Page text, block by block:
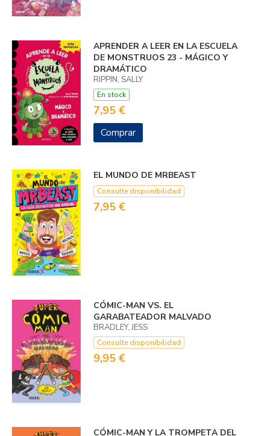
APRENDER A LEER EN LA ESCUELA
DE MONSTRUOS 23 - MÁGICO Y
DRAMÁTICO
RIPPIN, SALLY
En stock
7,95 €
Comprar
EL MUNDO DE MRBEAST
Consulte disponibilidad
7,95 €
CÓMIC-MAN VS. EL
GARABATEADOR MALVADO
BRADLEY, JESS
Consulte disponibilidad
9,95 €
CÓMIC-MAN Y LA TROMPETA DEL